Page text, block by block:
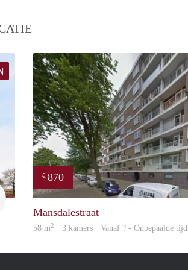
finder
€ 870
Mansdalestraat
58 m2 · 3 kamers · Vanaf ? - Onbepaalde tijd